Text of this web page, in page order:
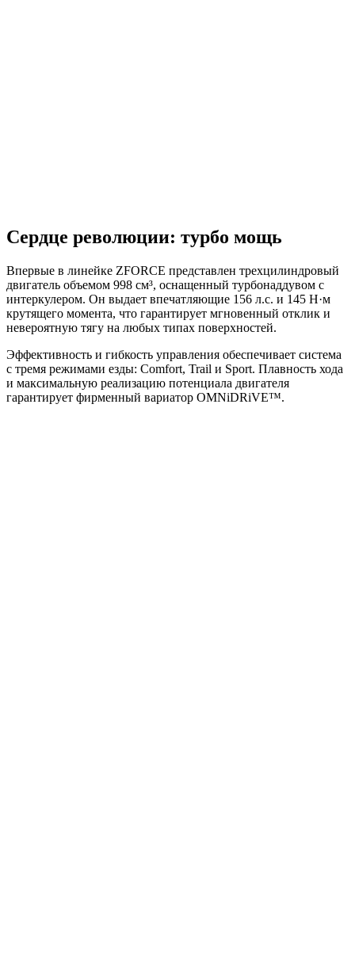
Сердце революции: турбо мощь
Впервые в линейке ZFORCE представлен трехцилиндровый
двигатель объемом 998 см³, оснащенный турбонаддувом с
интеркулером. Он выдает впечатляющие 156 л.с. и 145 Н·м
крутящего момента, что гарантирует мгновенный отклик и
невероятную тягу на любых типах поверхностей.
Эффективность и гибкость управления обеспечивает система
с тремя режимами езды: Comfort, Trail и Sport. Плавность хода
и максимальную реализацию потенциала двигателя
гарантирует фирменный вариатор OMNiDRiVE™.